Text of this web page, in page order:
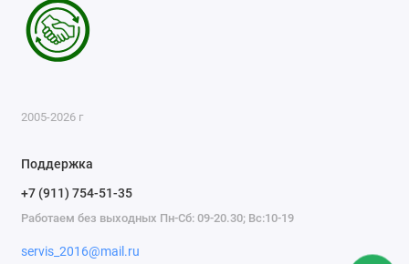
2005-2026 г
Поддержка
+7 (911) 754-51-35
Работаем без выходных Пн-Сб: 09-20.30; Вс:10-19
servis_2016@mail.ru